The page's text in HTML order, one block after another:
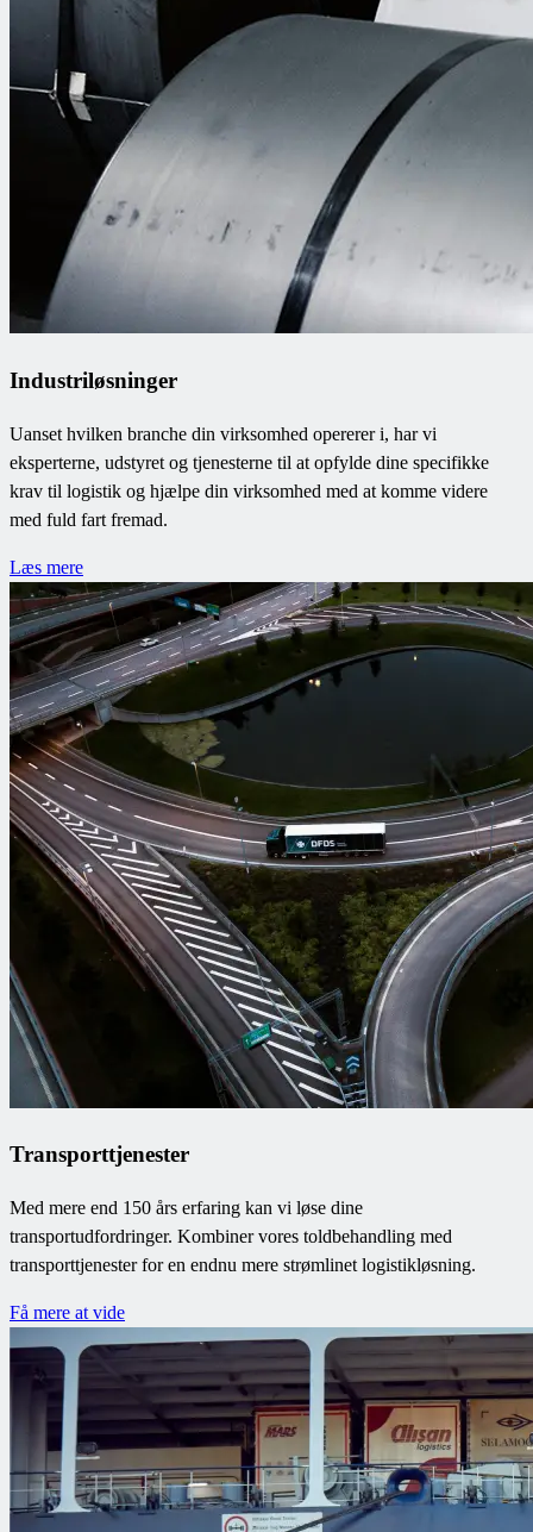
Industriløsninger
Uanset hvilken branche din virksomhed opererer i, har vi
eksperterne, udstyret og tjenesterne til at opfylde dine specifikke
krav til logistik og hjælpe din virksomhed med at komme videre
med fuld fart fremad.
Læs mere
Transporttjenester
Med mere end 150 års erfaring kan vi løse dine
transportudfordringer. Kombiner vores toldbehandling med
transporttjenester for en endnu mere strømlinet logistikløsning.
Få mere at vide